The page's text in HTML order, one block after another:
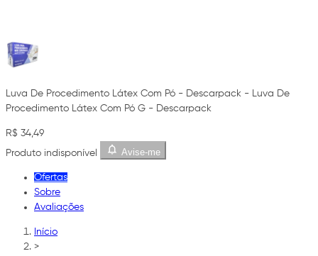
Luva De Procedimento Látex Com Pó - Descarpack - Luva De
Procedimento Látex Com Pó G - Descarpack
R$ 34,49
Produto indisponível
Avise-me
Ofertas
Sobre
Avaliações
Início
>